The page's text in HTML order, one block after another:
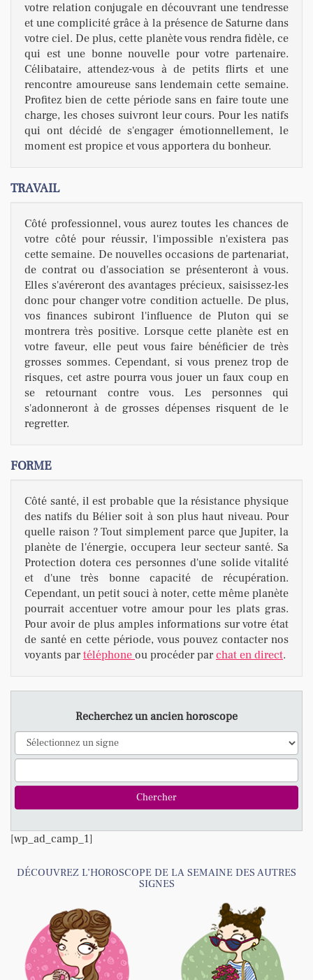
votre relation conjugale en découvrant une tendresse
et une complicité grâce à la présence de Saturne dans
votre ciel. De plus, cette planète vous rendra fidèle, ce
qui est une bonne nouvelle pour votre partenaire.
Célibataire, attendez-vous à de petits flirts et une
rencontre amoureuse sans lendemain cette semaine.
Profitez bien de cette période sans en faire toute une
charge, les choses suivront leur cours. Pour les natifs
qui ont décidé de s'engager émotionnellement, le
moment est propice et vous apportera du bonheur.
TRAVAIL
Côté professionnel, vous aurez toutes les chances de
votre côté pour réussir, l'impossible n'existera pas
cette semaine. De nouvelles occasions de partenariat,
de contrat ou d'association se présenteront à vous.
Elles s'avéreront des avantages précieux, saisissez-les
donc pour changer votre condition actuelle. De plus,
vos finances subiront l'influence de Pluton qui se
montrera très positive. Lorsque cette planète est en
votre faveur, elle peut vous faire bénéficier de très
grosses sommes. Cependant, si vous prenez trop de
risques, cet astre pourra vous jouer un faux coup en
se retournant contre vous. Les personnes qui
s'adonneront à de grosses dépenses risquent de le
regretter.
FORME
Côté santé, il est probable que la résistance physique
des natifs du Bélier soit à son plus haut niveau. Pour
quelle raison ? Tout simplement parce que Jupiter, la
planète de l'énergie, occupera leur secteur santé. Sa
Protection dotera ces personnes d'une solide vitalité
et d'une très bonne capacité de récupération.
Cependant, un petit souci à noter, cette même planète
pourrait accentuer votre amour pour les plats gras.
Pour avoir de plus amples informations sur votre état
de santé en cette période, vous pouvez contacter nos
voyants par téléphone ou procéder par chat en direct.
Recherchez un ancien horoscope
[wp_ad_camp_1]
DÉCOUVREZ L’HOROSCOPE DE LA SEMAINE DES AUTRES
SIGNES